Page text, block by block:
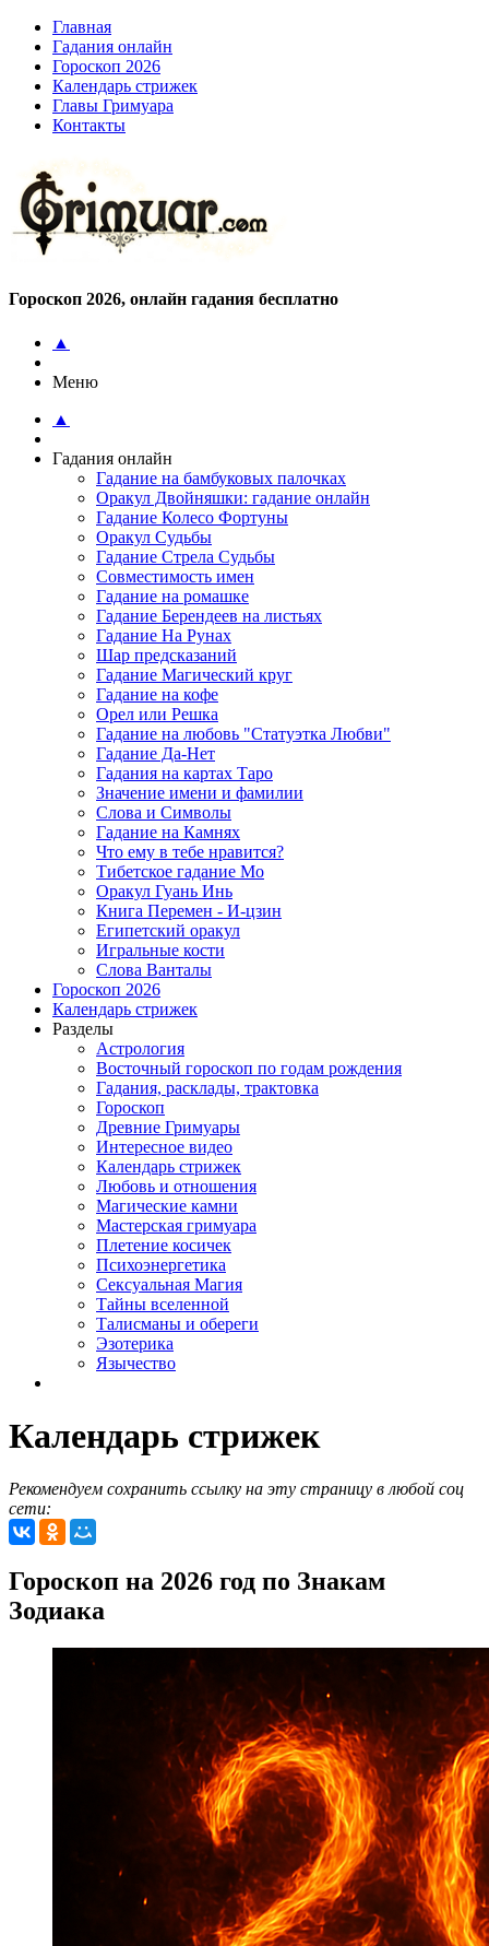
Главная
Гадания онлайн
Гороскоп 2026
Календарь стрижек
Главы Гримуара
Контакты
Гороскоп 2026, онлайн гадания бесплатно
▲
Меню
▲
Гадания онлайн
Гадание на бамбуковых палочках
Оракул Двойняшки: гадание онлайн
Гадание Колесо Фортуны
Оракул Судьбы
Гадание Стрела Судьбы
Совместимость имен
Гадание на ромашке
Гадание Берендеев на листьях
Гадание На Рунах
Шар предсказаний
Гадание Магический круг
Гадание на кофе
Орел или Решка
Гадание на любовь "Статуэтка Любви"
Гадание Да-Нет
Гадания на картах Таро
Значение имени и фамилии
Слова и Символы
Гадание на Камнях
Что ему в тебе нравится?
Тибетское гадание Мо
Оракул Гуань Инь
Книга Перемен - И-цзин
Египетский оракул
Игральные кости
Слова Ванталы
Гороскоп 2026
Календарь стрижек
Разделы
Астрология
Восточный гороскоп по годам рождения
Гадания, расклады, трактовка
Гороскоп
Древние Гримуары
Интересное видео
Календарь стрижек
Любовь и отношения
Магические камни
Мастерская гримуара
Плетение косичек
Психоэнергетика
Сексуальная Магия
Тайны вселенной
Талисманы и обереги
Эзотерика
Язычество
Календарь стрижек
Рекомендуем сохранить ссылку на эту страницу в любой соц
сети:
Гороскоп на 2026 год по Знакам
Зодиака